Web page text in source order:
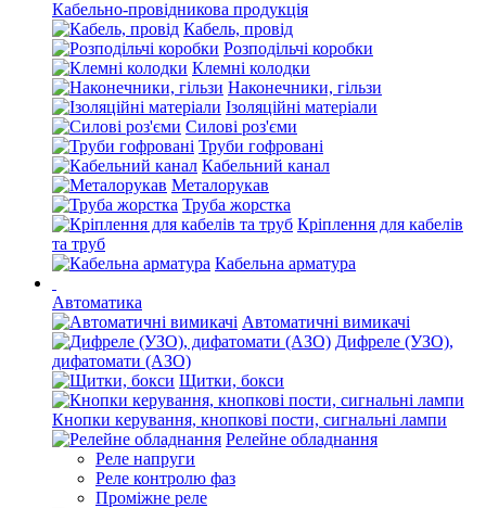
Кабельно-провідникова продукція
Кабель, провід
Розподільчі коробки
Клемні колодки
Наконечники, гільзи
Ізоляційні матеріали
Силові роз'єми
Труби гофровані
Кабельний канал
Металорукав
Труба жорстка
Кріплення для кабелів
та труб
Кабельна арматура
Автоматика
Автоматичні вимикачі
Дифреле (УЗО),
дифатомати (АЗО)
Щитки, бокси
Кнопки керування, кнопкові пости, сигнальні лампи
Релейне обладнання
Реле напруги
Реле контролю фаз
Проміжне реле